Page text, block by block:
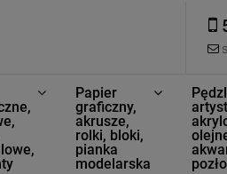
Papier
graficzny,
akrusze,
rolki, bloki,
pianka
modelarska